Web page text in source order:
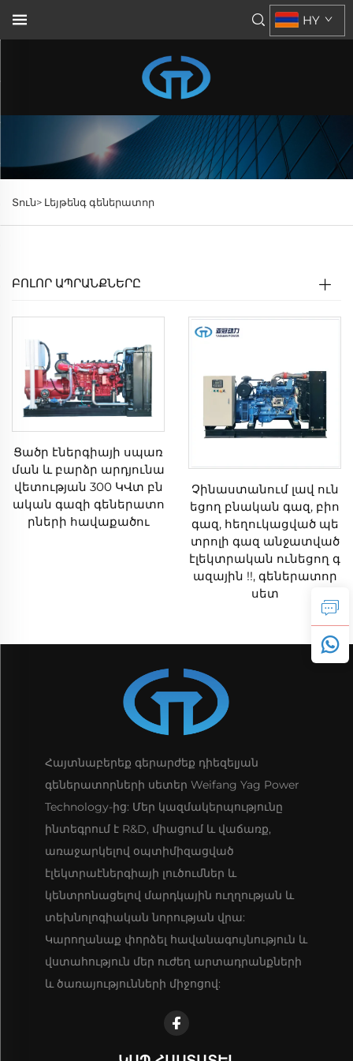
HY
Տուն> Լեյթենգ գեներատոր
ԲՈԼՈՐ ԱՊՐԱՆՔՆԵՐԸ
Ցածր էներգիայի սպառ
ման և բարձր արդյունա
վետության 300 ԿՎտ բն
ական գազի գեներատո
րների հավաքածու
Չինաստանում լավ ուն
եցող բնական գազ, բիո
գազ, հեղուկացված պե
տրոլի գազ անջատված
էլեկտրական ունեցող գ
ազային !!, գեներատոր
սետ
Հայտնաբերեք գերարժեք դիեզելյան
գեներատորների սետեր Weifang Yag Power
Technology-ից: Մեր կազմակերպությունը
ինտեգրում է R&D, միացում և վաճառք,
առաջարկելով օպտիմիզացված
էլեկտրաէներգիայի լուծումներ և
կենտրոնացելով մարդկային ուղղության և
տեխնոլոգիական նորության վրա:
Կարողանաք փորձել հավանագույնություն և
վստահություն մեր ուժեղ արտադրանքների
և ծառայությունների միջոցով: